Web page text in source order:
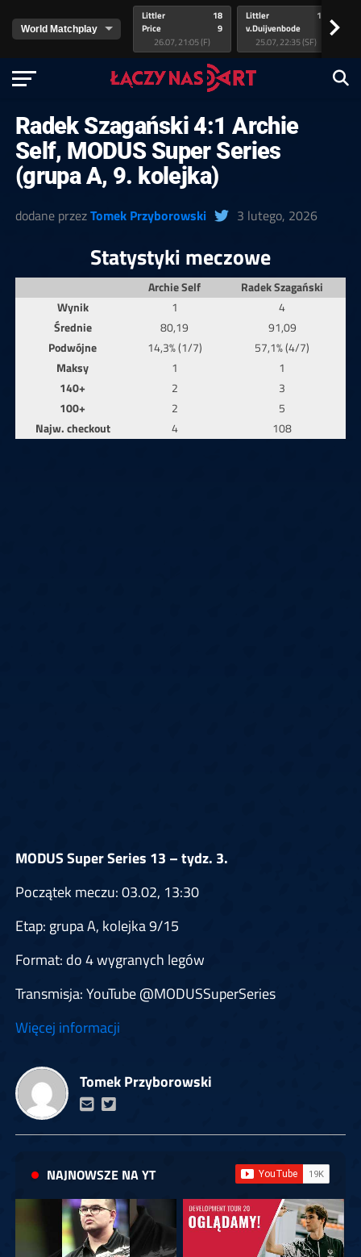
Littler
Price
18
9
26.07, 21:05 (F)
Littler
v.Duijvenbode
17
25.07, 22:35 (SF)
>
Radek Szagański 4:1 Archie
Self, MODUS Super Series
(grupa A, 9. kolejka)
dodane przezTomek Przyborowski 3 lutego, 2026
Statystyki meczowe
Archie Self
Radek Szagański
Wynik
1
4
Średnie
80,19
91,09
Podwójne
14,3% (1/7)
57,1% (4/7)
Maksy
1
1
140+
2
3
100+
2
5
Najw. checkout
4 108
MODUS Super Series 13 – tydz. 3.
Początek meczu: 03.02, 13:30
Etap: grupa A, kolejka 9/15
Format: do 4 wygranych legów
Transmisja: YouTube @MODUSSuperSeries
Więcej informacji
Tomek Przyborowski
NAJNOWSZE NA YT